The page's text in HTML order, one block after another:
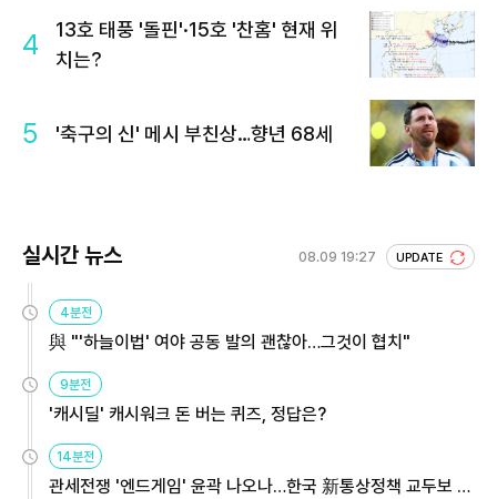
4
13호 태풍 '돌핀'·15호 '찬홈' 현재 위
치는?
5 '축구의 신' 메시 부친상…향년 68세
실시간 뉴스 08.09 19:27 UPDATE
4분전
與 "'하늘이법' 여야 공동 발의 괜찮아…그것이 협치"
9분전
'캐시딜' 캐시워크 돈 버는 퀴즈, 정답은?
14분전
관세전쟁 '엔드게임' 윤곽 나오나…한국 新통상정책 교두보 활